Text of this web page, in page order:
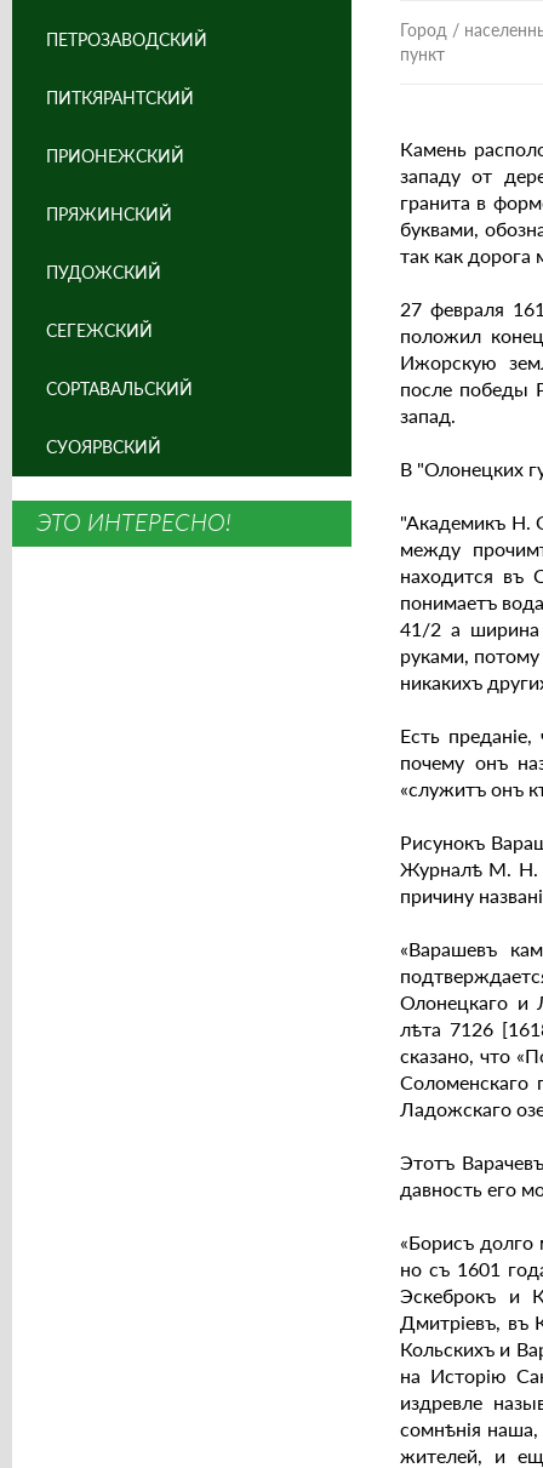
Город /
пункт
Камень
западу от
гранита в
буквами,
так как
27 февраля
положил
Ижорскую
после победы
запад.
В "Олонецких
"Академикъ Н.
между
находится въ
понимаетъ
41/2 а ширина
руками,
никакихъ
Есть
почему онъ
«служитъ онъ
Рисунокъ
Журналѣ М. Н.
причину
«Варашевъ
Олонецкаго и
лѣта 7126
сказано, что
Соломенскаго
Ладожскаго
Этотъ
давность его
«Борисъ долго
но съ 1601
Эскеброкъ и
Дмитрiевъ, въ
Кольскихъ и
на Исторiю
издревле
сомнѣнiя наша,
жителей, и
ПЕТРОЗАВОДСКИЙ
ПИТКЯРАНТСКИЙ
ПРИОНЕЖСКИЙ
ПРЯЖИНСКИЙ
ПУДОЖСКИЙ
СЕГЕЖСКИЙ
СОРТАВАЛЬСКИЙ
СУОЯРВСКИЙ
ЭТО ИНТЕРЕСНО!